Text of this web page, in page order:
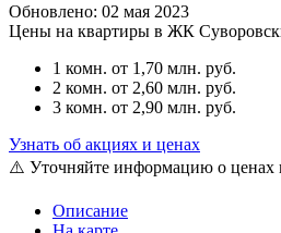
Обновлено: 02 мая 2023
Цены на квартиры в ЖК
1 комн. от 1,70 млн. руб.
2 комн. от 2,60 млн. руб.
3 комн. от 2,90 млн. руб.
Узнать об акциях и ценах
⚠️ Уточняйте информацию о ценах
Описание